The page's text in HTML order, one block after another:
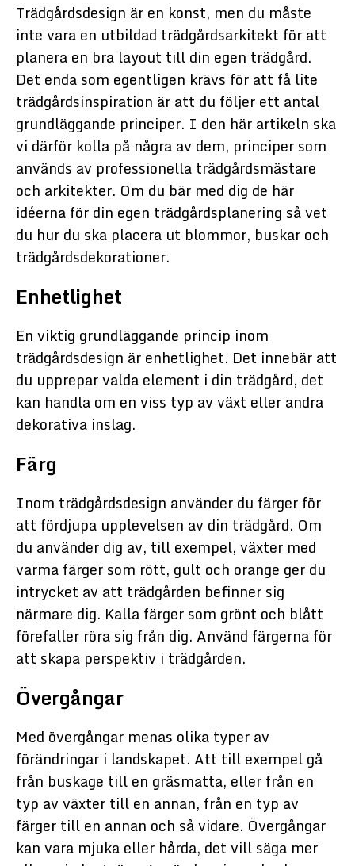
Trädgårdsdesign är en konst, men du måste
inte vara en utbildad trädgårdsarkitekt för att
planera en bra layout till din egen trädgård.
Det enda som egentligen krävs för att få lite
trädgårdsinspiration är att du följer ett antal
grundläggande principer. I den här artikeln ska
vi därför kolla på några av dem, principer som
används av professionella trädgårdsmästare
och arkitekter. Om du bär med dig de här
idéerna för din egen trädgårdsplanering så vet
du hur du ska placera ut blommor, buskar och
trädgårdsdekorationer.
Enhetlighet
En viktig grundläggande princip inom
trädgårdsdesign är enhetlighet. Det innebär att
du upprepar valda element i din trädgård, det
kan handla om en viss typ av växt eller andra
dekorativa inslag.
Färg
Inom trädgårdsdesign använder du färger för
att fördjupa upplevelsen av din trädgård. Om
du använder dig av, till exempel, växter med
varma färger som rött, gult och orange ger du
intrycket av att trädgården befinner sig
närmare dig. Kalla färger som grönt och blått
förefaller röra sig från dig. Använd färgerna för
att skapa perspektiv i trädgården.
Övergångar
Med övergångar menas olika typer av
förändringar i landskapet. Att till exempel gå
från buskage till en gräsmatta, eller från en
typ av växter till en annan, från en typ av
färger till en annan och så vidare. Övergångar
kan vara mjuka eller hårda, det vill säga mer